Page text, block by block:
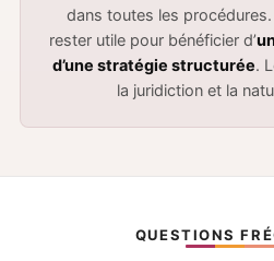
dans toutes les
rester utile pour bénéficier d’
d’une stratégie structurée.
la juridiction et la
QUESTIONS